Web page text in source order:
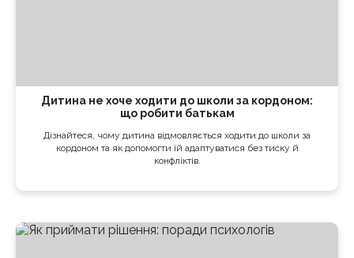
Дитина не хоче ходити до школи за кордоном:
що робити батькам
Дізнайтеся, чому дитина відмовляється ходити до школи за
кордоном та як допомогти їй адаптуватися без тиску й
конфліктів.